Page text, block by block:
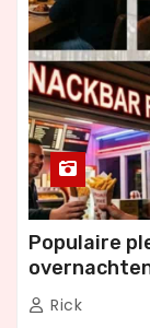
Populaire
Rick